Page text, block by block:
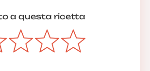
a questa ricetta